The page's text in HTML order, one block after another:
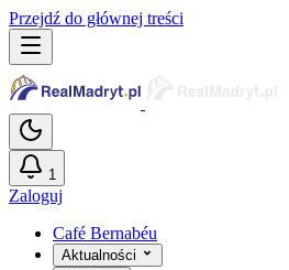
Przejdź do głównej treści
1
Zaloguj
Café Bernabéu
Aktualności